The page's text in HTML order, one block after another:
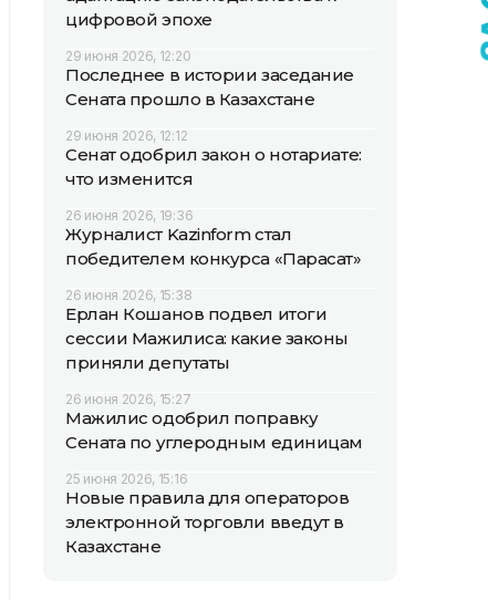
цифровой эпохе
29 июня 2026, 12:20
Последнее в истории заседание
Сената прошло в Казахстане
29 июня 2026, 12:12
Сенат одобрил закон о нотариате:
что изменится
26 июня 2026, 19:36
Журналист Kazinform стал
победителем конкурса «Парасат»
26 июня 2026, 15:38
Ерлан Кошанов подвел итоги
сессии Мажилиса: какие законы
приняли депутаты
26 июня 2026, 15:27
Мажилис одобрил поправку
Сената по углеродным единицам
25 июня 2026, 15:16
Новые правила для операторов
электронной торговли введут в
Казахстане